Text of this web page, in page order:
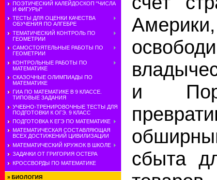
ПОЭТИЧЕСКИЙ КАЛЕЙДОСКОП "ЧИСЛА
И ФИГУРЫ"
ТЕСТЫ ДЛЯ ОЦЕНКИ КАЧЕСТВА
ОБУЧЕНИЯ ПО АЛГЕБРЕ
ТЕМАТИЧЕСКИЙ КОНТРОЛЬ ПО
ГЕОМЕТРИИ
САМОСТОЯТЕЛЬНЫЕ РАБОТЫ ПО
ГЕОМЕТРИИ
КОНТРОЛЬНЫЕ РАБОТЫ ПО
МАТЕМАТИКЕ
СКАЗОЧНЫЕ ОЛИМПИАДЫ ПО
МАТЕМАТИКЕ
ГИА ПО МАТЕМАТИКЕ В 9 КЛАССЕ.
ТИПОВЫЕ ЗАДАНИЯ
УЧЕБНО-ТРЕНИРОВОЧНЫЕ ТЕСТЫ ДЛЯ
ПОДГОТОВКИ К ОГЭ. 9 КЛАСС
ПОДГОТОВКА К ЕГЭ ПО МАТЕМАТИКЕ
МАТЕМАТИЧЕСКАЯ СОСТАВЛЯЮЩАЯ
ВСЕХ ДОСТИЖЕНИЙ ЦИВИЛИЗАЦИИ
МАТЕМАТИЧЕСКИЙ КРУЖОК В ШКОЛЕ
ЗАДАЧКИ ОТ ГРИГОРИЯ ОСТЕРА
КРОССВОРДЫ ПО МАТЕМАТИКЕ
» БИОЛОГИЯ
Америки,
и
сбыта